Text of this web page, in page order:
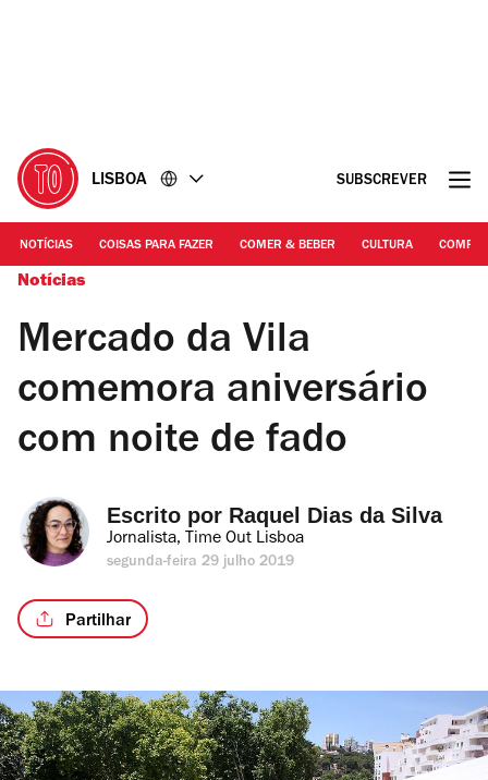
LISBOA SUBSCREVER
NOTÍCIAS COISAS PARA FAZER COMER & BEBER CULTURA
Notícias
Mercado da Vila
comemora aniversário
com noite de fado
Escrito por Raquel Dias da Silva
Jornalista, Time Out Lisboa
segunda-feira 29 julho 2019
Partilhar